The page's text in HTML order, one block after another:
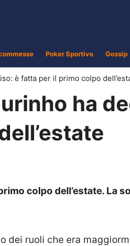
Poker Sportivo Gossip
è fatta per il primo colpo
ha
colpo dell’estate. La
dei ruoli che era